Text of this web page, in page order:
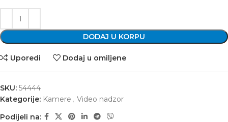
DODAJ U KORPU
Uporedi Dodaj u omiljene
SKU: 54444
Kategorije: Kamere , Video nadzor
Podijeli na: